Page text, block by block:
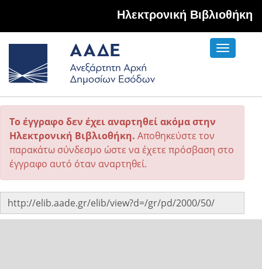
Hλεκτρονική Βιβλιοθήκη
Toggle
Το έγγραφο δεν έχει αναρτηθεί ακόμα στην
Ηλεκτρονική Βιβλιοθήκη. Αποθηκεύστε τον
παρακάτω σύνδεσμο ώστε να έχετε πρόσβαση στο
έγγραφο αυτό όταν αναρτηθεί.